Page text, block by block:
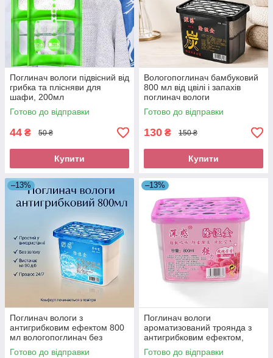
Поглинач вологи підвісний від
грибка та плісняви ​​для
шафи, 200мл
Готово до відправки
44 ₴ 50 ₴
Купити
Вологопоглинач бамбуковий
800 мл від цвілі і запахів
поглинач вологи
антигрибковий
Готово до відправки
130 ₴ 150 ₴
Купити
–13%
Поглинач вологи з
антигрибковим ефектом 800
мл вологопоглинач без
запаху
Готово до відправки
–13%
Поглинач вологи
ароматизований троянда з
антигрибковим ефектом,
800мл
Готово до відправки